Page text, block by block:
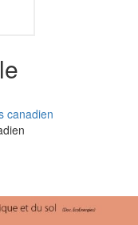
canadien